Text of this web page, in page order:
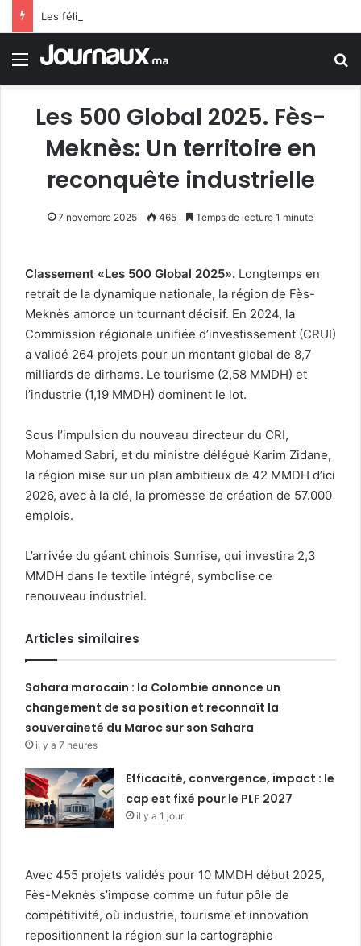
Menu
Les 500 Global 2025. Fès-
Meknès: Un territoire en
reconquête industrielle
7 novembre 2025 465 Temps de lecture 1 minute
Classement «Les 500 Global 2025». Longtemps en
retrait de la dynamique nationale, la région de Fès-
Meknès amorce un tournant décisif. En 2024, la
Commission régionale unifiée d’investissement (CRUI)
a validé 264 projets pour un montant global de 8,7
milliards de dirhams. Le tourisme (2,58 MMDH) et
l’industrie (1,19 MMDH) dominent le lot.
Sous l’impulsion du nouveau directeur du CRI,
Mohamed Sabri, et du ministre délégué Karim Zidane,
la région mise sur un plan ambitieux de 42 MMDH d’ici
2026, avec à la clé, la promesse de création de 57.000
emplois.
L’arrivée du géant chinois Sunrise, qui investira 2,3
MMDH dans le textile intégré, symbolise ce
renouveau industriel.
Articles similaires
Sahara marocain : la Colombie annonce un
changement de sa position et reconnaît la
souveraineté du Maroc sur son Sahara
il y a 7 heures
Efficacité, convergence, impact : le
cap est fixé pour le PLF 2027
il y a 1 jour
Avec 455 projets validés pour 10 MMDH début 2025,
Fès-Meknès s’impose comme un futur pôle de
compétitivité, où industrie, tourisme et innovation
repositionnent la région sur la cartographie